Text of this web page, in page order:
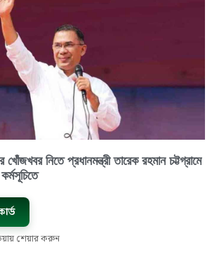
নিতে প্রধানমন্ত্রী তারেক রহমান চট্টগ্রামে
শেয়ার করুন